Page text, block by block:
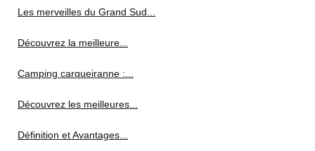
Les merveilles du Grand Sud...
Découvrez la meilleure...
Camping carqueiranne :...
Découvrez les meilleures...
Définition et Avantages...